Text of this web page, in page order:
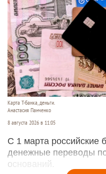
Карта Т-банка, деньги.
Анастасия Панченко
8 августа 2026 в 11:05
С 1 марта российские
денежные переводы
оснований.